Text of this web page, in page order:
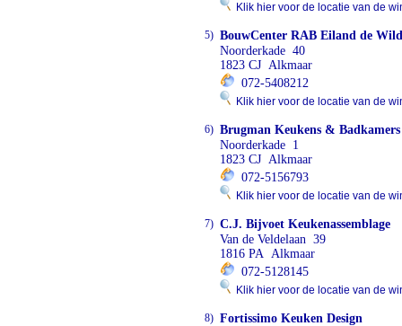
Klik hier voor de locatie van de
5) BouwCenter RAB Eiland de Wild
Noorderkade 40
1823 CJ Alkmaar
072-5408212
Klik hier voor de locatie van de
6) Brugman Keukens & Badkamers
Noorderkade 1
1823 CJ Alkmaar
072-5156793
Klik hier voor de locatie van de
7) C.J. Bijvoet Keukenassemblage
Van de Veldelaan 39
1816 PA Alkmaar
072-5128145
Klik hier voor de locatie van de
8) Fortissimo Keuken Design